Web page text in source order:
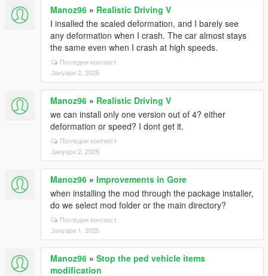
Manoz96 » Realistic Driving V
I insalled the scaled deformation, and I barely see
any deformation when I crash. The car almost stays
the same even when I crash at high speeds.
Погледни контекст
Јануари 2, 2025
Manoz96 » Realistic Driving V
we can install only one version out of 4? either
deformation or speed? I dont get it.
Погледни контекст
Јануари 2, 2025
Manoz96 » Improvements in Gore
when installing the mod through the package installer,
do we select mod folder or the main directory?
Погледни контекст
Јануари 1, 2025
Manoz96 » Stop the ped vehicle items
modification